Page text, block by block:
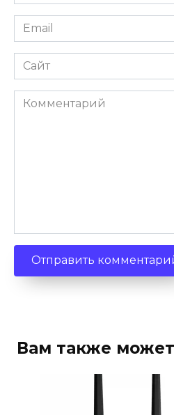
Email
Сайт
Комментарий
Вам также